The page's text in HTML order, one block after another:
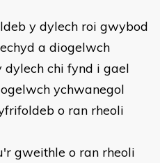
y dylech roi gwybod
a diogelwch
dylech chi fynd i gael
ychwanegol
o ran rheoli
gweithle o ran rheoli